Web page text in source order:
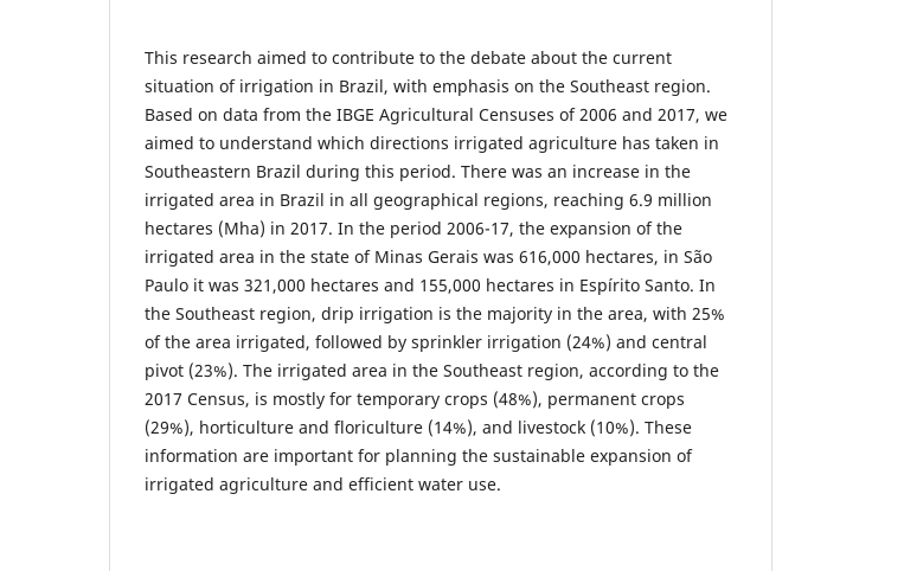
This research aimed to contribute to the debate about the current
situation of irrigation in Brazil, with emphasis on the Southeast region.
Based on data from the IBGE Agricultural Censuses of 2006 and 2017, we
aimed to understand which directions irrigated agriculture has taken in
Southeastern Brazil during this period. There was an increase in the
irrigated area in Brazil in all geographical regions, reaching 6.9 million
hectares (Mha) in 2017. In the period 2006-17, the expansion of the
irrigated area in the state of Minas Gerais was 616,000 hectares, in São
Paulo it was 321,000 hectares and 155,000 hectares in Espírito Santo. In
the Southeast region, drip irrigation is the majority in the area, with 25%
of the area irrigated, followed by sprinkler irrigation (24%) and central
pivot (23%). The irrigated area in the Southeast region, according to the
2017 Census, is mostly for temporary crops (48%), permanent crops
(29%), horticulture and floriculture (14%), and livestock (10%). These
information are important for planning the sustainable expansion of
irrigated agriculture and efficient water use.